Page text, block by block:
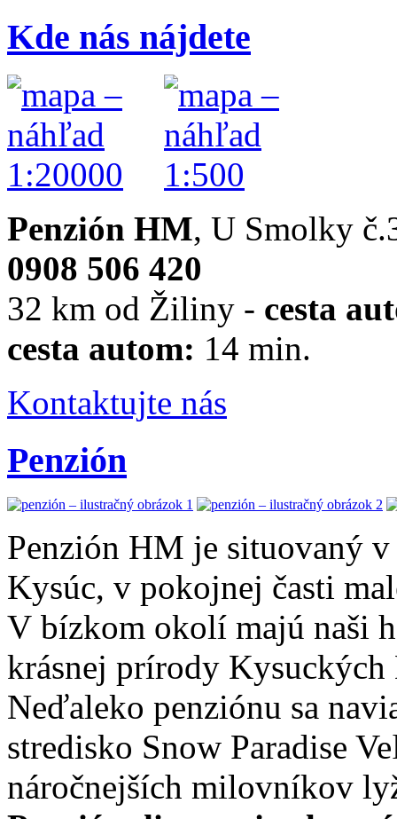
Kde nás nájdete
Penzión HM, U Smolky
0908 506 420
32 km od Žiliny - cesta
cesta autom: 14 min.
Kontaktujte nás
Penzión
Penzión HM je situovaný
Kysúc, v pokojnej časti
V bízkom okolí majú naši
krásnej prírody
Neďaleko penziónu sa
stredisko Snow Paradise
náročnejších milovníkov